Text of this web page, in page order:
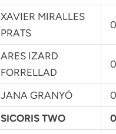
XAVIER MIRALLES
PRATS
ARES IZARD
FORRELLAD
JANA GRANYÓ
SICORIS TWO